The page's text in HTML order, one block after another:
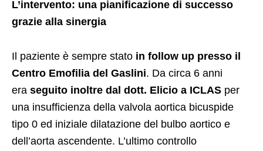
L’intervento: una pianificazione di successo
grazie alla sinergia
Il paziente è sempre stato in follow up presso il
Centro Emofilia del Gaslini. Da circa 6 anni
era seguito inoltre dal dott. Elicio a ICLAS per
una insufficienza della valvola aortica bicuspide
tipo 0 ed iniziale dilatazione del bulbo aortico e
dell’aorta ascendente. L’ultimo controllo